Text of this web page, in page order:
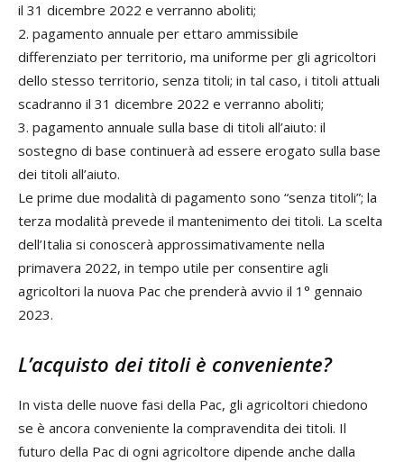
il 31 dicembre 2022 e verranno aboliti;
2. pagamento annuale per ettaro ammissibile
differenziato per territorio, ma uniforme per gli agricoltori
dello stesso territorio, senza titoli; in tal caso, i titoli attuali
scadranno il 31 dicembre 2022 e verranno aboliti;
3. pagamento annuale sulla base di titoli all’aiuto: il
sostegno di base continuerà ad essere erogato sulla base
dei titoli all’aiuto.
Le prime due modalità di pagamento sono “senza titoli”; la
terza modalità prevede il mantenimento dei titoli. La scelta
dell’Italia si conoscerà approssimativamente nella
primavera 2022, in tempo utile per consentire agli
agricoltori la nuova Pac che prenderà avvio il 1° gennaio
2023.
L’acquisto dei titoli è conveniente?
In vista delle nuove fasi della Pac, gli agricoltori chiedono
se è ancora conveniente la compravendita dei titoli. Il
futuro della Pac di ogni agricoltore dipende anche dalla